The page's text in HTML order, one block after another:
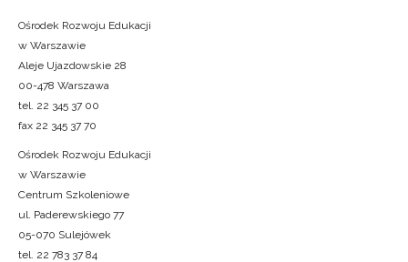
Ośrodek Rozwoju Edukacji
w Warszawie
Aleje Ujazdowskie 28
00-478 Warszawa
tel. 22 345 37 00
fax 22 345 37 70
Ośrodek Rozwoju Edukacji
w Warszawie
Centrum Szkoleniowe
ul. Paderewskiego 77
05-070 Sulejówek
tel. 22 783 37 84